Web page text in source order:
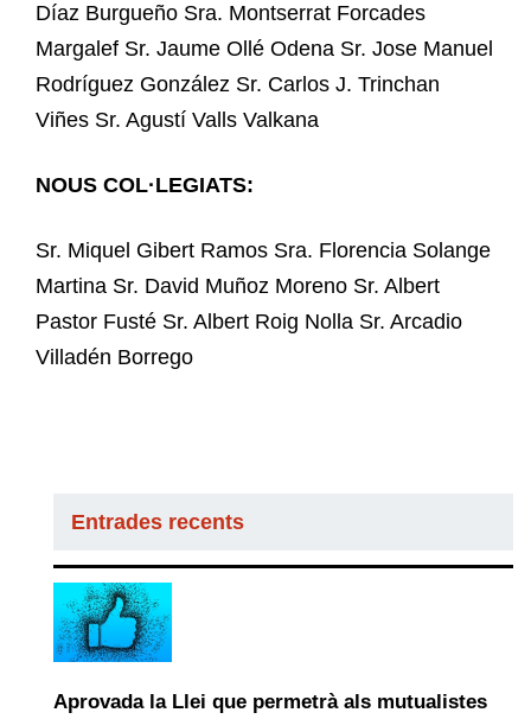
Díaz Burgueño Sra. Montserrat Forcades
Margalef Sr. Jaume Ollé Odena Sr. Jose Manuel
Rodríguez González Sr. Carlos J. Trinchan
Viñes Sr. Agustí Valls Valkana
NOUS COL·LEGIATS:
Sr. Miquel Gibert Ramos Sra. Florencia Solange
Martina Sr. David Muñoz Moreno Sr. Albert
Pastor Fusté Sr. Albert Roig Nolla Sr. Arcadio
Villadén Borrego
Entrades recents
Aprovada la Llei que permetrà als mutualistes